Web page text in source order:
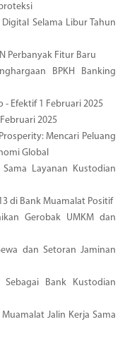
Selama Libur Tahun
Perbanyak Fitur Baru
BPKH Banking
- Efektif 1 Februari 2025
2025
Mencari Peluang
Global
Layanan Kustodian
di Bank Muamalat Positif
Gerobak UMKM dan
dan Setoran Jaminan
Bank Kustodian
Jalin Kerja Sama